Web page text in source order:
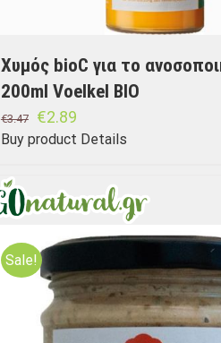
Χυμός bioC για το
200ml Voelkel BIO
€3.47 €2.89
Buy product Details
Sale!